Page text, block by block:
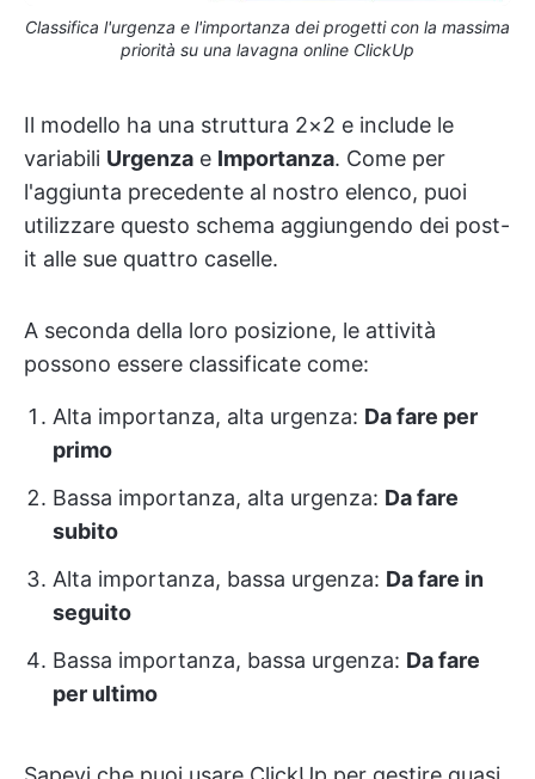
Classifica l'urgenza e l'importanza dei progetti con la massima
priorità su una lavagna online ClickUp
Il modello ha una struttura 2×2 e include le
variabili Urgenza e Importanza. Come per
l'aggiunta precedente al nostro elenco, puoi
utilizzare questo schema aggiungendo dei post-
it alle sue quattro caselle.
A seconda della loro posizione, le attività
possono essere classificate come:
Alta importanza, alta urgenza: Da fare per
primo
Bassa importanza, alta urgenza: Da fare
subito
Alta importanza, bassa urgenza: Da fare in
seguito
Bassa importanza, bassa urgenza: Da fare
per ultimo